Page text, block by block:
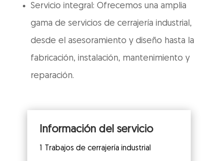
Servicio integral: Ofrecemos una amplia
gama de servicios de cerrajería industrial,
desde el asesoramiento y diseño hasta la
fabricación, instalación, mantenimiento y
reparación.
Información del servicio
1 Trabajos de cerrajería industrial